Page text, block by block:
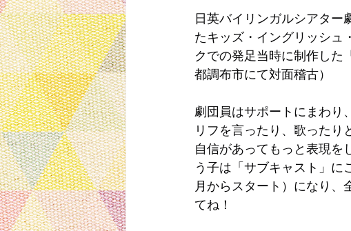
日英バイリンガルシアター
たキッズ・イングリッシュ
クでの発足当時に制作した
都調布市にて対面稽古）
劇団員はサポートにまわり
リフを言ったり、歌った
自信があってもっと表現を
う子は「サブキャスト」に
月からスタート）になり、
てね！